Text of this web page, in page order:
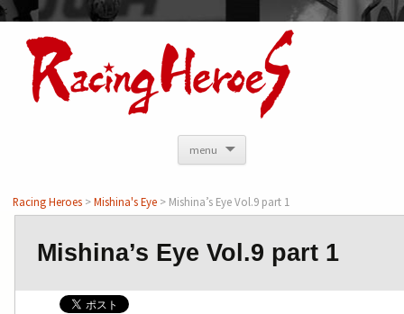
<
menu
Racing Heroes >Mishina's Eye > Mishina’s Eye Vol.9 part 1
Mishina’s Eye Vol.9 part 1